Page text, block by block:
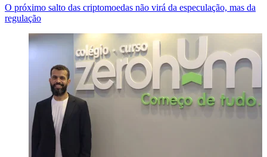
O próximo salto das criptomoedas não virá da especulação, mas da
regulação